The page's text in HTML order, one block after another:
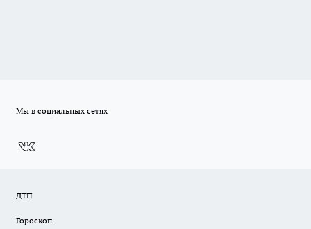
Мы в социальных сетях
ДТП
Гороскоп